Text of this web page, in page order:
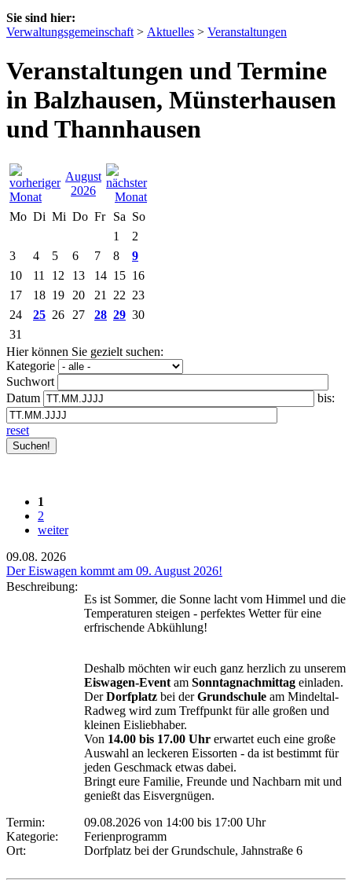
Sie sind hier:
Verwaltungsgemeinschaft > Aktuelles > Veranstaltungen
Veranstaltungen und Termine
in Balzhausen, Münsterhausen
und Thannhausen
August
2026
Mo Di Mi Do Fr Sa So
1
2
3
4 5 6 7 8
9
10
11 12 13 14 15 16
17
18 19 20 21 22 23
24
25 26 27 28 29 30
31
Hier können Sie gezielt suchen:
Kategorie
Suchwort
Datum
bis:
reset
1
2
weiter
09.08. 2026
Der Eiswagen kommt am 09. August 2026!
Beschreibung:
Es ist Sommer, die Sonne lacht vom Himmel und die
Temperaturen steigen - perfektes Wetter für eine
erfrischende Abkühlung!
Deshalb möchten wir euch ganz herzlich zu unserem
Eiswagen-Event am Sonntagnachmittag einladen.
DerDorfplatz bei derGrundschule am Mindeltal-
Radweg wird zum Treffpunkt für alle großen und
kleinen Eisliebhaber.
Von 14.00 bis 17.00 Uhr erwartet euch eine große
Auswahl an leckeren Eissorten - da ist bestimmt für
jeden Geschmack etwas dabei.
Bringt eure Familie, Freunde und Nachbarn mit und
genießt das Eisvergnügen.
Termin:
09.08.2026 von 14:00 bis 17:00 Uhr
Kategorie:
Ferienprogramm
Ort:
Dorfplatz bei der Grundschule, Jahnstraße 6